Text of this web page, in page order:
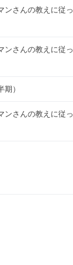
ンさんの教えに従っ
ンさんの教えに従っ
）
ンさんの教えに従っ